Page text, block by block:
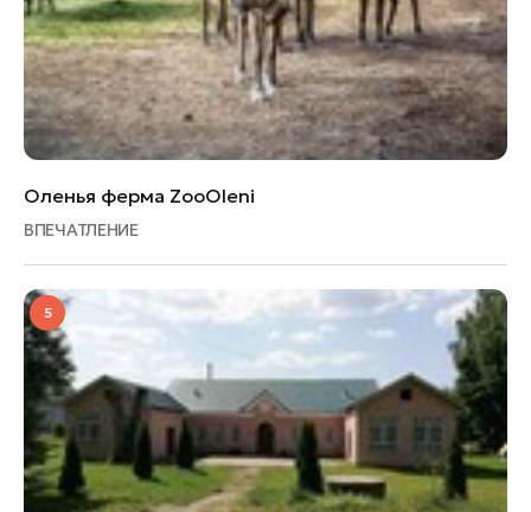
Оленья ферма ZooOleni
ВПЕЧАТЛЕНИЕ
5